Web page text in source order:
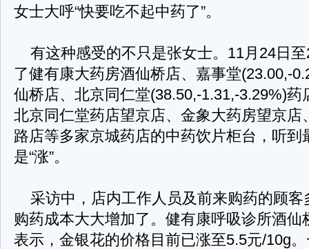
女士大呼“快要吃不起中药了”。
有这种感受的不只是张女士。11月24日
了健有康大药房酒仙桥店、嘉事堂(23.00,-
仙桥店、北京同仁堂(38.50,-1.31,-3.29%)药
北京同仁堂药店望京店、金象大药房望京店
路店等多家京城药店的中药饮片柜台，听到
是“涨”。
采访中，店内工作人员及前来购药的顾客
购药成本大大增加了。健有康呼吸诊所酒仙
表示，金银花的价格目前已涨至5.5元/10g